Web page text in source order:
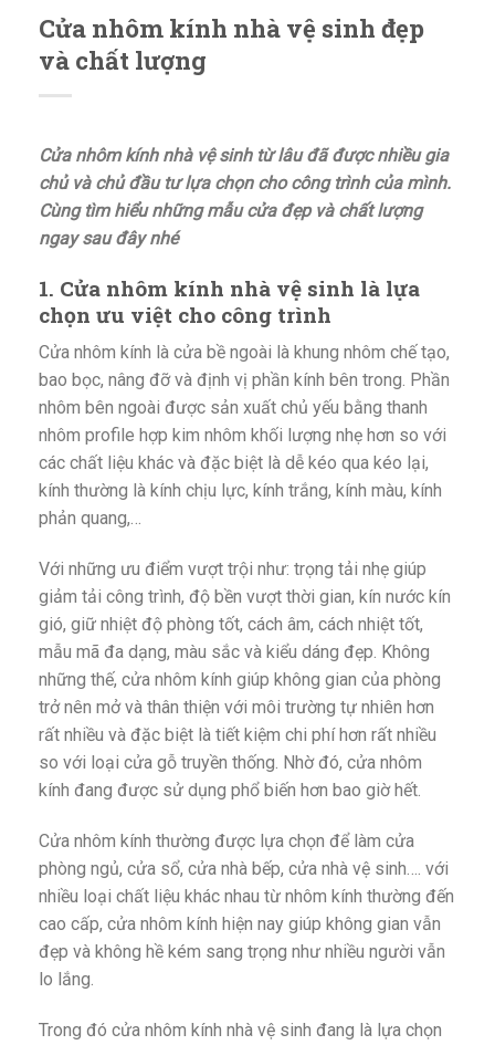
Cửa nhôm kính nhà vệ sinh đẹp
và chất lượng
Cửa nhôm kính nhà vệ sinh từ lâu đã được nhiều gia
chủ và chủ đầu tư lựa chọn cho công trình của mình.
Cùng tìm hiểu những mẫu cửa đẹp và chất lượng
ngay sau đây nhé
1. Cửa nhôm kính nhà vệ sinh là lựa
chọn ưu việt cho công trình
Cửa nhôm kính là cửa bề ngoài là khung nhôm chế tạo,
bao bọc, nâng đỡ và định vị phần kính bên trong. Phần
nhôm bên ngoài được sản xuất chủ yếu bằng thanh
nhôm profile hợp kim nhôm khối lượng nhẹ hơn so với
các chất liệu khác và đặc biệt là dễ kéo qua kéo lại,
kính thường là kính chịu lực, kính trắng, kính màu, kính
phản quang,…
Với những ưu điểm vượt trội như: trọng tải nhẹ giúp
giảm tải công trình, độ bền vượt thời gian, kín nước kín
gió, giữ nhiệt độ phòng tốt, cách âm, cách nhiệt tốt,
mẫu mã đa dạng, màu sắc và kiểu dáng đẹp. Không
những thế, cửa nhôm kính giúp không gian của phòng
trở nên mở và thân thiện với môi trường tự nhiên hơn
rất nhiều và đặc biệt là tiết kiệm chi phí hơn rất nhiều
so với loại cửa gỗ truyền thống. Nhờ đó, cửa nhôm
kính đang được sử dụng phổ biến hơn bao giờ hết.
Cửa nhôm kính thường được lựa chọn để làm cửa
phòng ngủ, cửa sổ, cửa nhà bếp, cửa nhà vệ sinh…. với
nhiều loại chất liệu khác nhau từ nhôm kính thường đến
cao cấp, cửa nhôm kính hiện nay giúp không gian vẫn
đẹp và không hề kém sang trọng như nhiều người vẫn
lo lắng.
Trong đó cửa nhôm kính nhà vệ sinh đang là lựa chọn